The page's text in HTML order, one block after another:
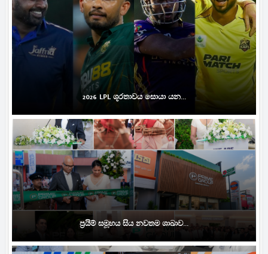
2026 LPL ශූරතාවය සොයා යන...
ප්‍රයිම් සමූහය සිය නවතම ශාඛාව...